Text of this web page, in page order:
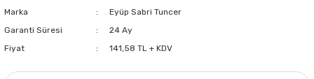
Marka
Eyüp Sabri Tuncer
Garanti Süresi
24 Ay
Fiyat
141,58 TL + KDV